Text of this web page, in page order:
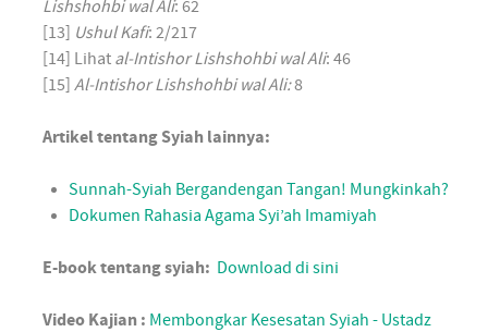
Lishshohbi wal Ali: 62
[13] Ushul Kafi: 2/217
[14] Lihat al-Intishor Lishshohbi wal Ali: 46
[15] Al-Intishor Lishshohbi wal Ali:8
Artikel tentang Syiah lainnya:
Sunnah-Syiah Bergandengan Tangan! Mungkinkah?
Dokumen Rahasia Agama Syi’ah Imamiyah
E-book tentang syiah: Download di sini
Video Kajian : Membongkar Kesesatan Syiah - Ustadz